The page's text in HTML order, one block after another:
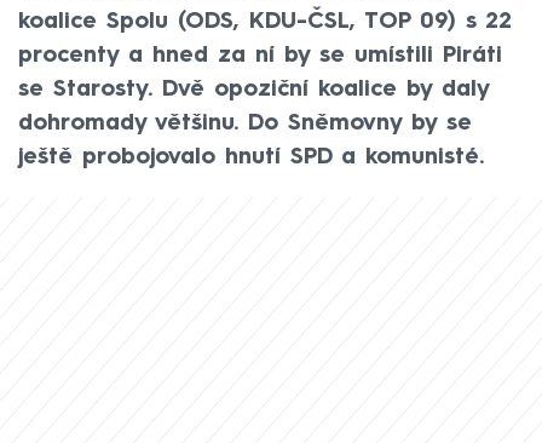
koalice Spolu (ODS, KDU-ČSL, TOP 09) s 22
procenty a hned za ní by se umístili Piráti
se Starosty. Dvě opoziční koalice by daly
dohromady většinu. Do Sněmovny by se
ještě probojovalo hnutí SPD a komunisté.